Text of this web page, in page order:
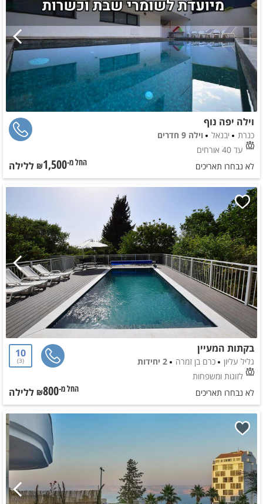
וילה יפה נוף
כנרת יבנאל
וילה 9 חדרים
עד 40 אורחים
לא נבחרו תאריכים
החל מ-₪1,500 ללילה
בקתות המעיין
גליל עליון כרם בן זמרה
2 יחידות
לזוגות ומשפחות
10
3
לא נבחרו תאריכים החל מ-₪800 ללילה